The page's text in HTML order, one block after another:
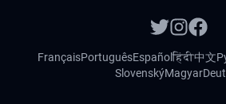
中文
हिंदी
Español
Português
Français
Magyar
Slovenský